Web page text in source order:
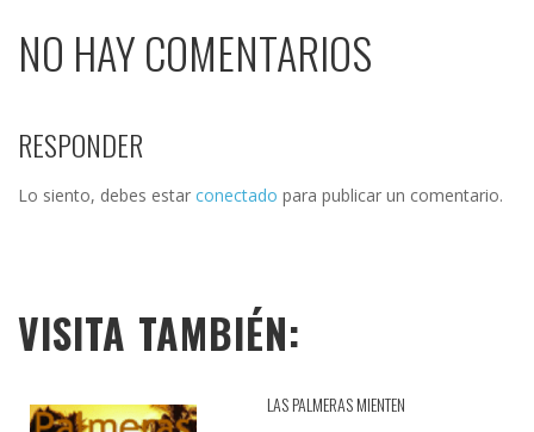
NO HAY COMENTARIOS
RESPONDER
Lo siento, debes estar conectado para publicar un comentario.
VISITA TAMBIÉN:
LAS PALMERAS MIENTEN